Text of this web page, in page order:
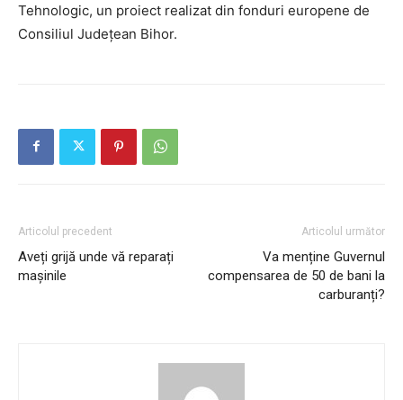
Tehnologic, un proiect realizat din fonduri europene de
Consiliul Județean Bihor.
Articolul precedent
Aveți grijă unde vă reparați
mașinile
Articolul următor
Va menține Guvernul
compensarea de 50 de bani la
carburanți?